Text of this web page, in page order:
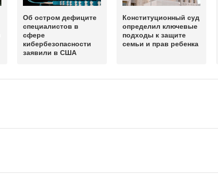
Об остром дефиците
специалистов в
сфере
кибербезопасности
заявили в США
Конституционный суд
определил ключевые
подходы к защите
семьи и прав ребенка